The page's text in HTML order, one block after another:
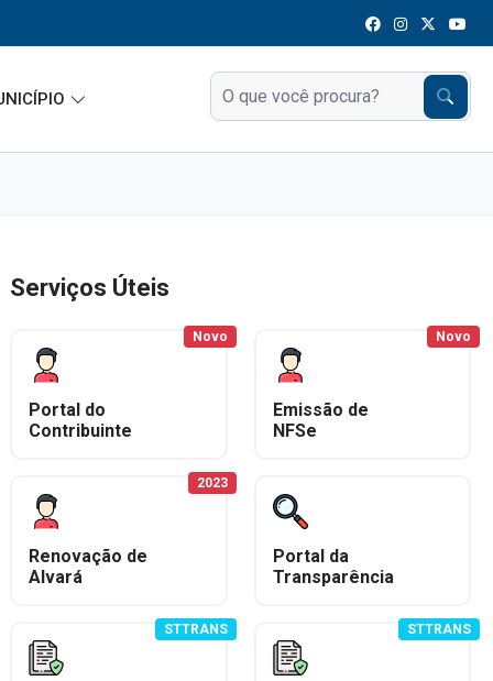
Serviços Úteis
Portal do
Contribuinte
Novo
Emissão de
NFSe
Novo
Renovação de
Alvará
2023
Portal da
Transparência
STTRANS STTRANS